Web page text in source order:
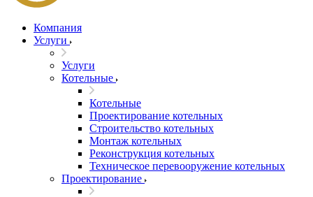
Компания
Услуги
Услуги
Котельные
Котельные
Проектирование котельных
Строительство котельных
Монтаж котельных
Реконструкция котельных
Техническое перевооружение котельных
Проектирование